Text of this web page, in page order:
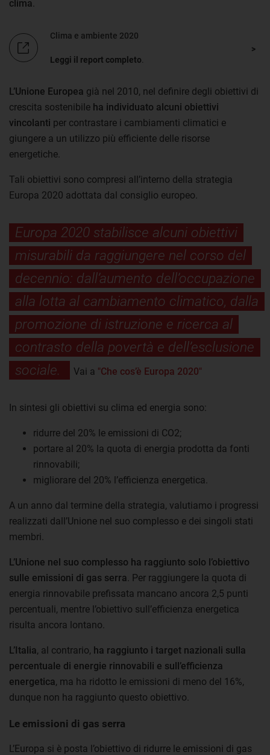
clima
Clima e ambiente 2020
Leggi il report completo
L’Unione Europea già nel 2010, nel definire degli obiettivi di
crescita sostenibile ha individuato alcuni obiettivi
vincolanti per contrastare i cambiamenti climatici e
giungere a un utilizzo più efficiente delle risorse
energetiche.
Tali obiettivi sono compresi all’interno della strategia
Europa 2020 adottata dal consiglio europeo.
Europa 2020 stabilisce alcuni obiettivi
misurabili da raggiungere nel corso del
decennio: dall’aumento dell’occupazione
alla lotta al cambiamento climatico, dalla
promozione di istruzione e ricerca al
contrasto della povertà e dell’esclusione
sociale.
Vai a "Che cos’è Europa 2020"
In sintesi gli obiettivi su clima ed energia sono:
ridurre del 20% le emissioni di CO2;
portare al 20% la quota di energia prodotta da fonti
rinnovabili;
migliorare del 20% l’efficienza energetica.
A un anno dal termine della strategia, valutiamo i progressi
realizzati dall’Unione nel suo complesso e dei singoli stati
membri.
L’Unione nel suo complesso ha raggiunto solo l’obiettivo
sulle emissioni di gas serra . Per raggiungere la quota di
energia rinnovabile prefissata mancano ancora 2,5 punti
percentuali, mentre l’obiettivo sull’efficienza energetica
risulta ancora lontano.
L’Italia, al contrario, ha raggiunto i target nazionali sulla
percentuale di energie rinnovabili e sull’efficienza
energetica, ma ha ridotto le emissioni di meno del 16%,
dunque non ha raggiunto questo obiettivo.
Le emissioni di gas serra
L’Europa si è posta l’obiettivo di ridurre le emissioni di gas